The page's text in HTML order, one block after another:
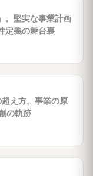
。堅実な事業計画
定義の舞台裏
え方。事業の原
の軌跡